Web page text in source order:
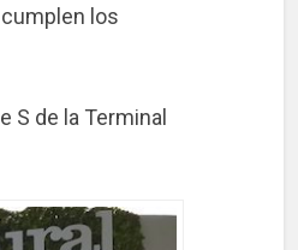
los
S de la Terminal